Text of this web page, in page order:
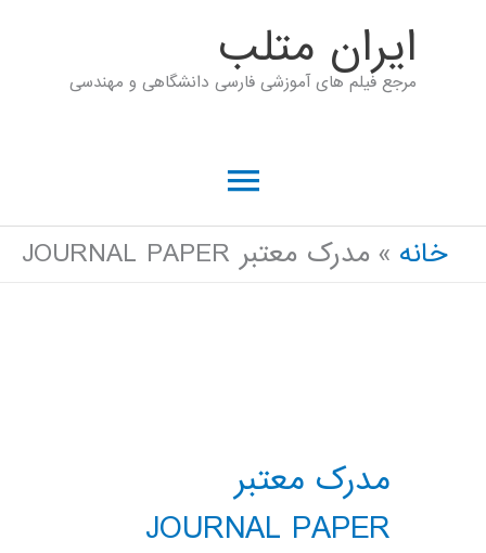
ايران متلب
مرجع فیلم های آموزشی فارسی دانشگاهی و مهندسی
فهرست
اصلی
خانه مدرک معتبر JOURNAL PAPER
مدرک معتبر
JOURNAL PAPER